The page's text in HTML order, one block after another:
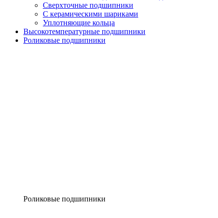
Сверхточные подшипники
С керамическими шариками
Уплотняющие кольца
Высокотемпературные подшипники
Роликовые подшипники
Роликовые подшипники